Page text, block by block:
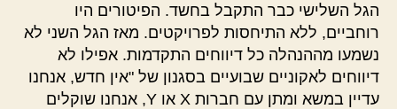
הגל השלישי כבר התקבל בחשד. הפיטורים היו
רוחביים, ללא התיחסות לפרויקטים. מאז הגל השני לא
נשמעו מההנהלה כל דיווחים התקדמות. אפילו לא
דיווחים לאקוניים שבועיים בסגנון של "אין חדש, אנחנו
עדיין במשא ומתן עם חברות X או Y, אנחנו שוקלים